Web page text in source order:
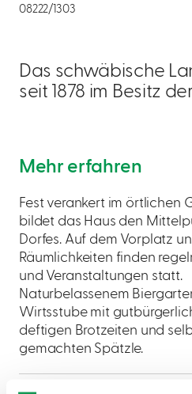
Das schwäbische
seit 1878 im Besitz
Mehr erfahren
Fest verankert im örtlichen
bildet das Haus den
Dorfes. Auf dem Vorplatz
Räumlichkeiten finden
und Veranstaltungen statt.
Naturbelassenem
Wirtsstube mit
deftigen Brotzeiten und
gemachten Spätzle.
08222/1303